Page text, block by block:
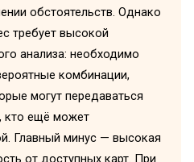
обстоятельств. Однако
требует высокой
анализа: необходимо
комбинации,
могут передаваться
кто ещё может
Главный минус — высокая
от доступных карт. При